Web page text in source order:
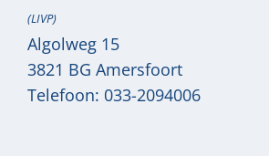
(LIVP)
Algolweg 15
3821 BG Amersfoort
Telefoon: 033-2094006